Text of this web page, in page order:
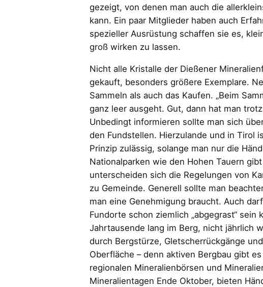
gezeigt, von denen man auch die
kann. Ein paar Mitglieder haben auch
spezieller Ausrüstung schaffen sie es,
groß wirken zu lassen.
Nicht alle Kristalle der Dießener
gekauft, besonders größere Exemplare.
Sammeln als auch das Kaufen. „Beim
ganz leer ausgeht. Gut, dann hat man
Unbedingt informieren sollte man sich
den Fundstellen. Hierzulande und in Tirol
Prinzip zulässig, solange man nur die
Nationalparken wie den Hohen Tauern
unterscheiden sich die Regelungen von
zu Gemeinde. Generell sollte man
man eine Genehmigung braucht. Auch
Fundorte schon ziemlich „abgegrast“ sein
Jahrtausende lang im Berg, nicht jährlich
durch Bergstürze, Gletscherrückgänge
Oberfläche – denn aktiven Bergbau gibt
regionalen Mineralienbörsen und
Mineralientagen Ende Oktober, bieten